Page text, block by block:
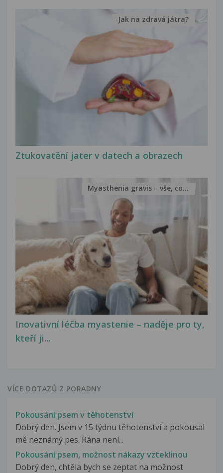
Ztukovatění jater v datech a obrazech
Jak na zdravá játra?
Inovativní léčba myastenie – naděje pro ty,
kteří ji...
Myasthenia gravis – vše, co...
VÍCE DOTAZŮ Z PORADNY
Pokousání psem v těhotenství
Dobrý den. Jsem v 15 týdnu těhotenství a pokousal
mě neznámý pes. Rána není...
Pokousání psem, možnost nákazy vzteklinou
Dobrý den, chtěla bych se zeptat na možnost